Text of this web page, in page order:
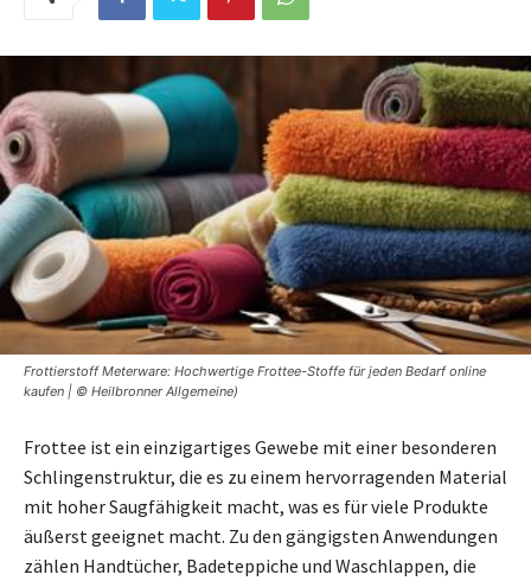
Frottierstoff Meterware: Hochwertige Frottee-Stoffe für jeden Bedarf online
kaufen | © Heilbronner Allgemeine)
Frottee ist ein einzigartiges Gewebe mit einer besonderen
Schlingenstruktur, die es zu einem hervorragenden Material
mit hoher Saugfähigkeit macht, was es für viele Produkte
äußerst geeignet macht. Zu den gängigsten Anwendungen
zählen Handtücher, Badeteppiche und Waschlappen, die